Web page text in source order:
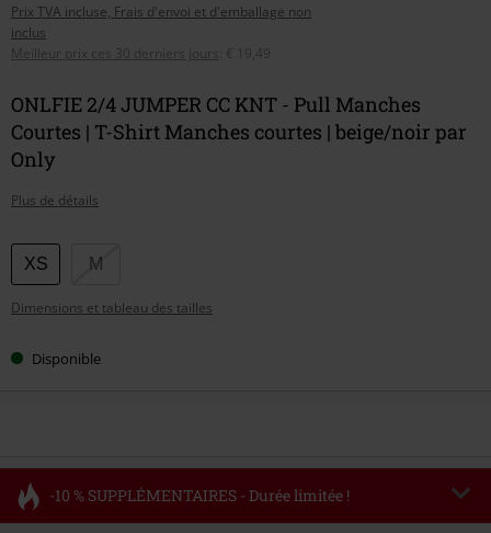
Prix TVA incluse, Frais d'envoi et d'emballage non
inclus
Meilleur prix ces 30 derniers jours
€ 19,49
ONLFIE 2/4 JUMPER CC KNT - Pull Manches
Courtes | T-Shirt Manches courtes | beige/noir par
Only
Plus de détails
Choisissez
votre
taille
XS M
Dimensions et tableau des tailles
Disponible
-10 % SUPPLÉMENTAIRES - Durée limitée !